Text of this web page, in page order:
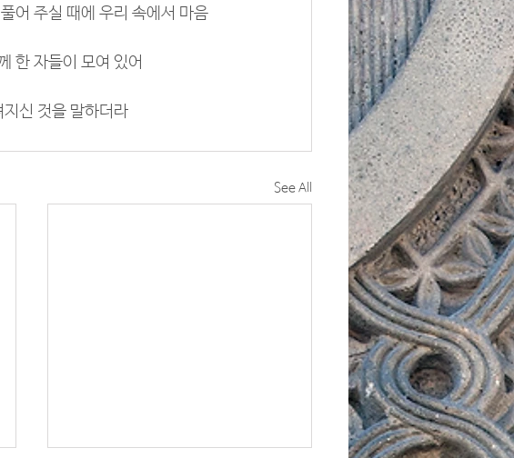
어 주실 때에 우리 속에서 마음
한 자들이 모여 있어
신 것을 말하더라
See All